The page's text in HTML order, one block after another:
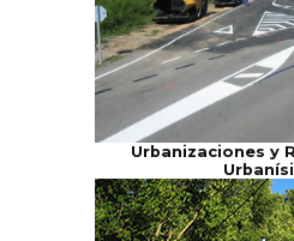
Urbanizaciones y